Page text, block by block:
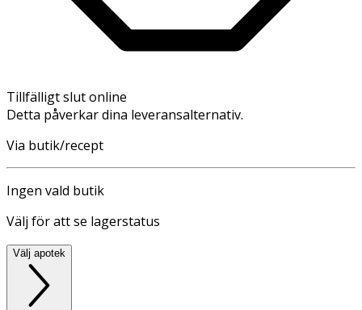
Tillfälligt slut online
Detta påverkar dina leveransalternativ.
Via butik/recept
Ingen vald butik
Välj för att se lagerstatus
Välj apotek